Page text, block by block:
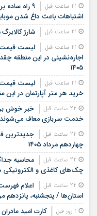
۹ راه
اشتباهات باعث داغ شدن
شارژ
لیست
اجاره‌نشینی در این منطقه
۱۴۰۵
لیست قیمت
خرید هر متر آپارتمان در
خبر خوش
خدمت سربازی معاف می‌شوند
جدیدترین
چهاردهم مرداد ۱۴۰۵
چک‌های کاغذی و
اعلام
استان‌ها / پنجشنبه، پانزدهم
کارت امید